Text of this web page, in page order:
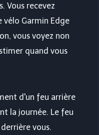
Vous recevez
vélo Garmin Edge
vous voyez non
quand vous
d'un feu arrière
la journée. Le feu
vous.